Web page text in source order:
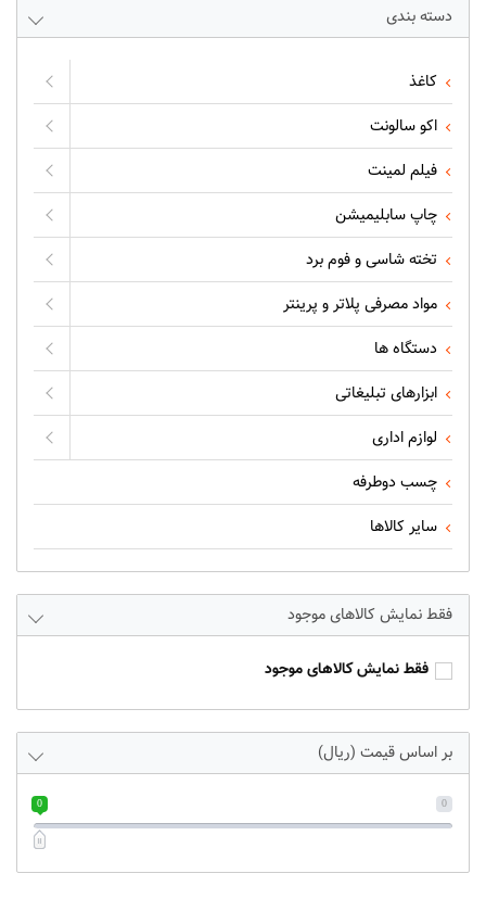
دسته بندی
کاغذ
اکو سالونت
فیلم لمینت
چاپ سابلیمیشن
تخته شاسی و فوم برد
مواد مصرفی پلاتر و پرینتر
دستگاه ها
ابزارهای تبلیغاتی
لوازم اداری
چسب دوطرفه
سایر کالاها
فقط نمایش کالاهای موجود
فقط نمایش کالاهای موجود
بر اساس قیمت (ریال)
0
0